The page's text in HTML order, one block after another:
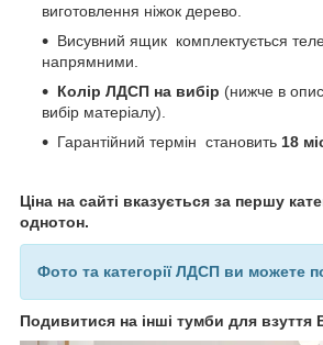
виготовлення ніжок дерево.
Висувний ящик комплектується
напрямними.
Колір ЛДСП на вибір (нижче в
вибір матеріалу).
Гарантійний термін становить 18
Ціна на сайті вказується за першу
однотон.
Фото та категорії ЛДСП ви можете
Подивитися на інші тумби для взуття